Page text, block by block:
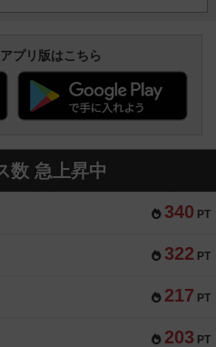
プリ版はこちら
数 急上昇中
340 PT
322 PT
217 PT
203 PT